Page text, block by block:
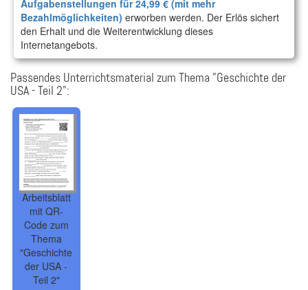
Aufgabenstellungen für 24,99 € (mit mehr
Bezahlmöglichkeiten) erworben werden. Der Erlös sichert
den Erhalt und die Weiterentwicklung dieses
Internetangebots.
Passendes Unterrichtsmaterial zum Thema "Geschichte der
USA - Teil 2":
Arbeitsblatt
mit QR-
Code zum
Thema
"Geschichte
der USA -
Teil 2"